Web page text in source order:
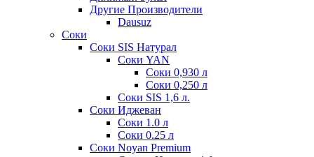
Другие Производители
Dausuz
Соки
Соки SIS Натурал
Соки YAN
Соки 0,930 л
Соки 0,250 л
Соки SIS 1,6 л.
Соки Иджеван
Соки 1.0 л
Соки 0.25 л
Соки Noyan Premium